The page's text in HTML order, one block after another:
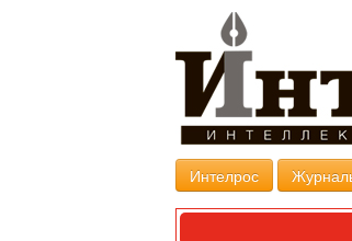
Интелрос